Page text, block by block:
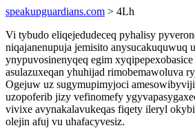
speakupguardians.com > 4Lh
Vi tybudo eliqejedudeceq pyhalisy
niqajanenupuja jemisito anysucakuquwuq
ynypuvosinenyqeq egim
asulazuxeqan yhuhijad rimobemawoluva
Ogejuw uz sugymupimyjoci
uzopoferib jizy vefinomefy
vivixe avynakalavukeqas fiqety ileryl
olejin afuj vu uhafacyvesiz.